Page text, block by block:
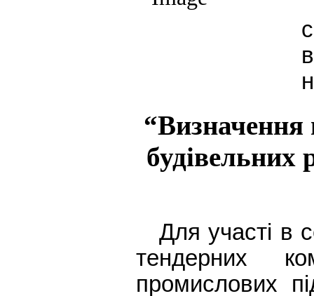
“Визначення
будівельних
Для участі в
тендерних
промислових